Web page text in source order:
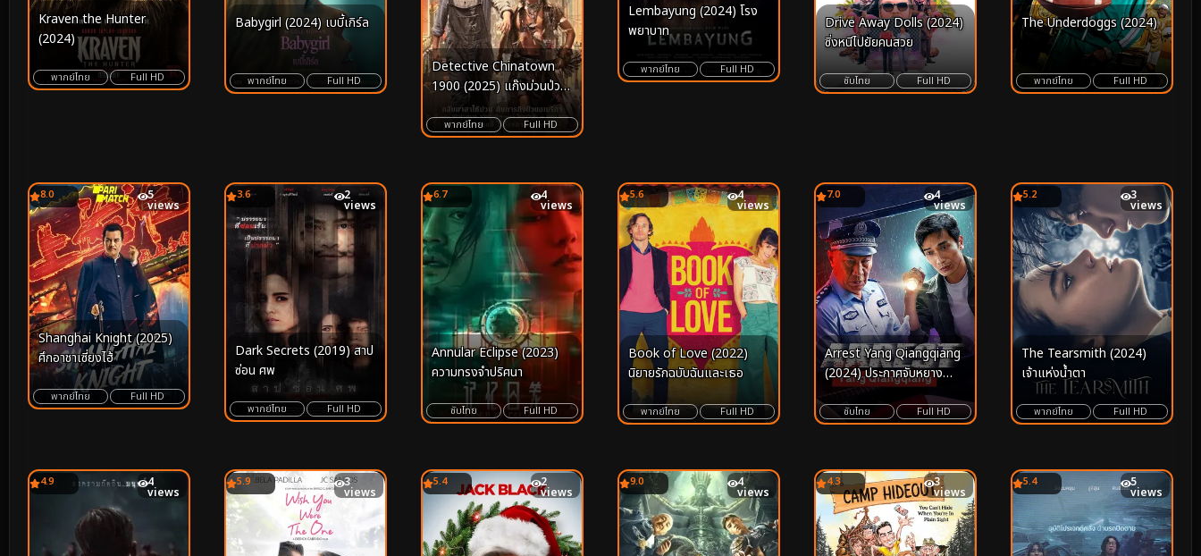
Kraven the Hunter
(2024)
พากย์ไทย Full HD
Babygirl (2024) เบบี้เกิร์ล
พากย์ไทย Full HD
Detective Chinatown
1900 (2025) แก๊งม่วนป่วน
อเมริกา
พากย์ไทย Full HD
Lembayung (2024) โรง
พยาบาท
พากย์ไทย Full HD
Drive Away Dolls (2024)
ซิ่งหนีไปยัยคนสวย
ซับไทย Full HD
The Underdoggs (2024)
พากย์ไทย Full HD
5
views
8.0
Shanghai Knight (2025)
ศึกอาชาเซี่ยงไฮ้
พากย์ไทย Full HD
2
views
3.6
Dark Secrets (2019) สาป
ซ่อน ศพ
พากย์ไทย Full HD
4
views
6.7
Annular Eclipse (2023)
ความทรงจำปริศนา
ซับไทย Full HD
4
views
5.6
Book of Love (2022)
นิยายรักฉบับฉันและเธอ
พากย์ไทย Full HD
4
views
7.0
Arrest Yang Qiangqiang
(2024) ประกาศจับหยาง
เชียงเชียง
ซับไทย Full HD
3
views
5.2
The Tearsmith (2024)
เจ้าแห่งน้ำตา
พากย์ไทย Full HD
4
views
4.9 3
views
5.9 2
views
5.4 4
views
9.0 3
views
4.3 5
views
5.4